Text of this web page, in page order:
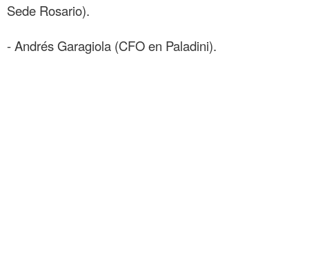
Sede Rosario).
- Andrés Garagiola (CFO en Paladini).